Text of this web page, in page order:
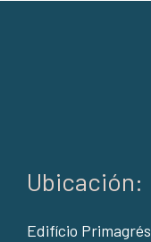
Ubicación:
Edifício Primagrés